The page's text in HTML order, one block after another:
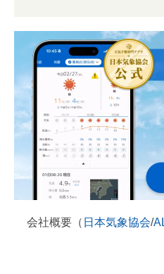
会社概要（ 日本気象協会/